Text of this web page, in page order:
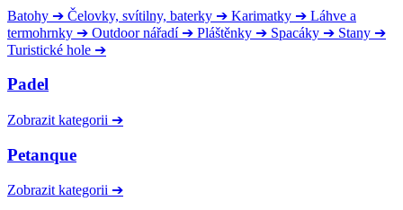
Batohy ➔ Čelovky, svítilny, baterky ➔ Karimatky ➔ Láhve a
termohrnky ➔ Outdoor nářadí ➔ Pláštěnky ➔ Spacáky ➔ Stany ➔
Turistické hole ➔
Padel
Zobrazit kategorii ➔
Petanque
Zobrazit kategorii ➔